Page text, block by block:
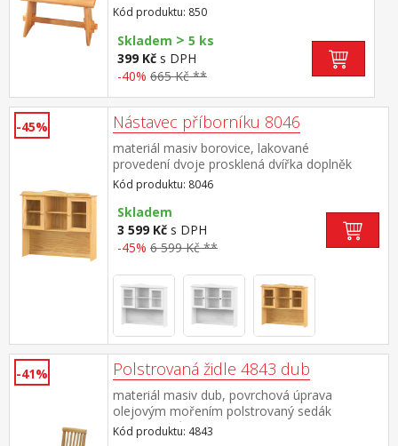
Kód produktu: 850
Skladem > 5 ks
399 Kč s DPH
-40% 665 Kč **
-45% Nástavec příborníku 8046
materiál masiv borovice, lakované
provedení dvoje prosklená dvířka doplněk
příborníku 8045
Kód produktu: 8046
Skladem
3 599 Kč s DPH
-45% 6 599 Kč **
-41% Polstrovaná židle 4843 dub
materiál masiv dub, povrchová úprava
olejovým mořením polstrovaný sedák
broušená kůže – imitace, barevné provedení
Kód produktu: 4843